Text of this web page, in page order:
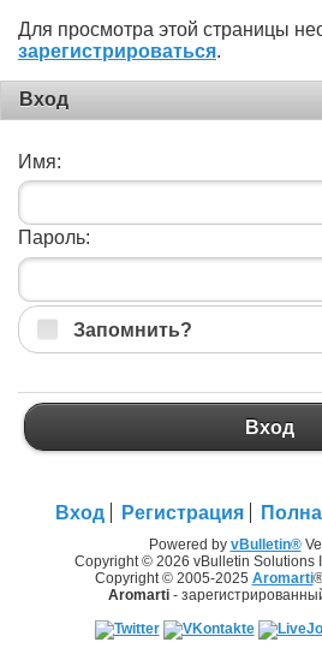
Для просмотра этой страницы
зарегистрироваться.
Вход
Имя:
Пароль:
Запомнить?
Вход
Вход Регистрация
Powered by vBulletin®
Copyright © 2026 vBulletin Solutions
Copyright © 2005-2025 Aromarti
Aromarti-